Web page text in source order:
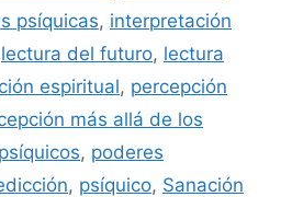
psíquicas, interpretación
lectura del futuro, lectura
espiritual, percepción
más allá de los
, poderes
, psíquico, Sanación